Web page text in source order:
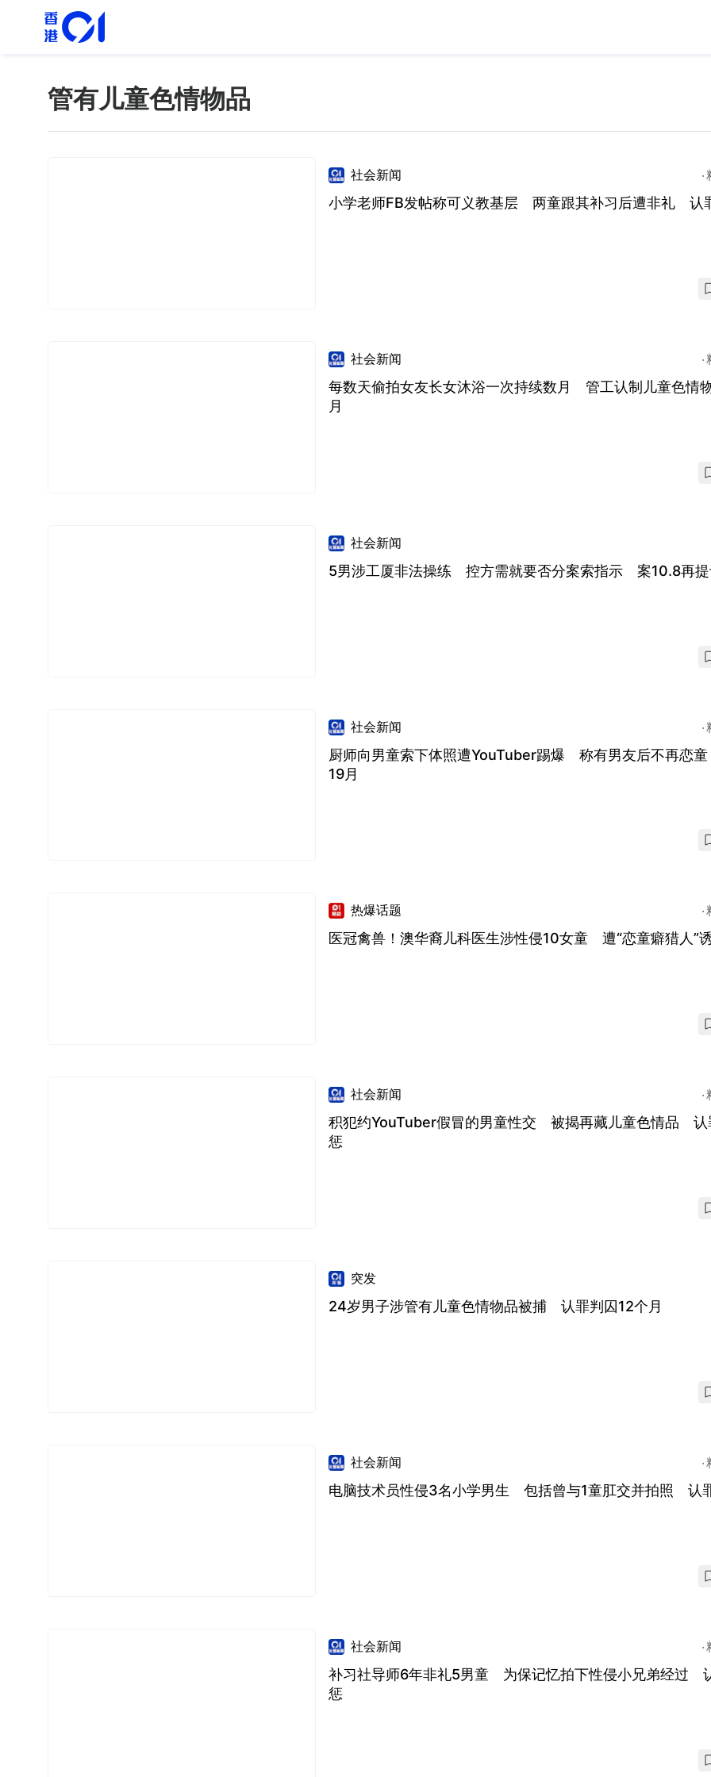
管有儿童色情物品
社会新闻
小学老师FB发帖称可义教基层 两童跟其补习后遭非礼 认
社会新闻
每数天偷拍女友长女沐浴一次持续数月 管工认制儿童色情
月
社会新闻
5男涉工厦非法操练 控方需就要否分案索指示 案10.8再
社会新闻
厨师向男童索下体照遭YouTuber踢爆 称有男友后不再恋
19月
热爆话题
医冠禽兽！澳华裔儿科医生涉性侵10女童 遭“恋童癖猎人”
社会新闻
积犯约YouTuber假冒的男童性交 被揭再藏儿童色情品 认
惩
突发
24岁男子涉管有儿童色情物品被捕 认罪判囚12个月
社会新闻
电脑技术员性侵3名小学男生 包括曾与1童肛交并拍照 认
社会新闻
补习社导师6年非礼5男童 为保记忆拍下性侵小兄弟经过
惩